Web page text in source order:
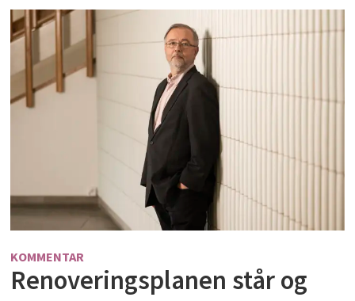
KOMMENTAR
Renoveringsplanen står og